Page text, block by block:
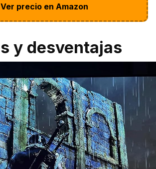
Ver precio en Amazon
y desventajas